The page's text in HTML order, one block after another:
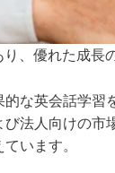
、優れた成長
な英会話学習
法人向けの市
います。